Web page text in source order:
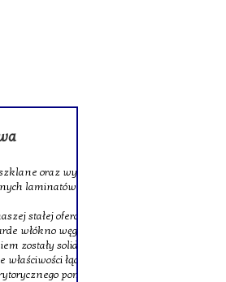
tkaniny
także
do
się na